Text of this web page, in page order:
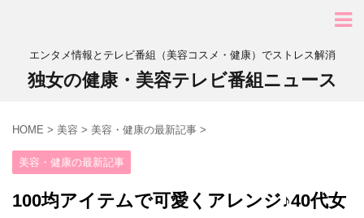
エンタメ情報とテレビ番組（美容コスメ・健康）でストレス解消
独女の健康・美容テレビ番組ニュース
HOME > 美容 > 美容・健康の最新記事 >
美容・健康の最新記事
100均アイテムで可愛くアレンジ♪40代女